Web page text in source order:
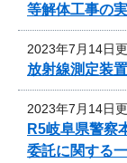
等解体工事の
2023年7月14日
放射線測定装
2023年7月14日
R5岐阜県警察
委託に関する